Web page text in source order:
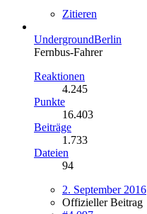
Zitieren
UndergroundBerlin
Fernbus-Fahrer
Reaktionen
4.245
Punkte
16.403
Beiträge
1.733
Dateien
94
2. September 2016
Offizieller Beitrag